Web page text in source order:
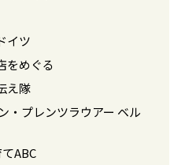
イツ
をめぐる
え隊
・プレンツラウアー ベル
ABC